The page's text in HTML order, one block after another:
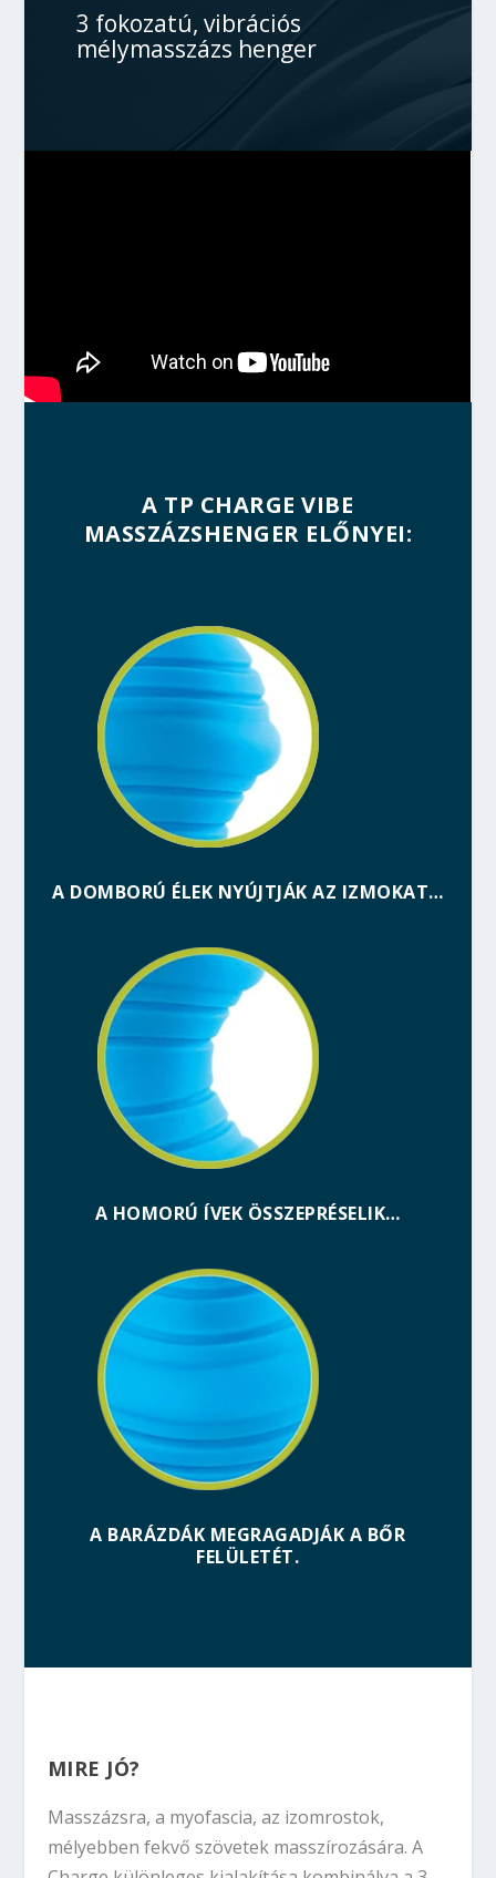
3 fokozatú, vibrációs
mélymasszázs henger
A TP CHARGE VIBE
MASSZÁZSHENGER ELŐNYEI:
A DOMBORÚ ÉLEK NYÚJTJÁK AZ IZMOKAT…
A HOMORÚ ÍVEK ÖSSZEPRÉSELIK…
A BARÁZDÁK MEGRAGADJÁK A BŐR
FELÜLETÉT.
MIRE JÓ?
Masszázsra, a myofascia, az izomrostok,
mélyebben fekvő szövetek masszírozására. A